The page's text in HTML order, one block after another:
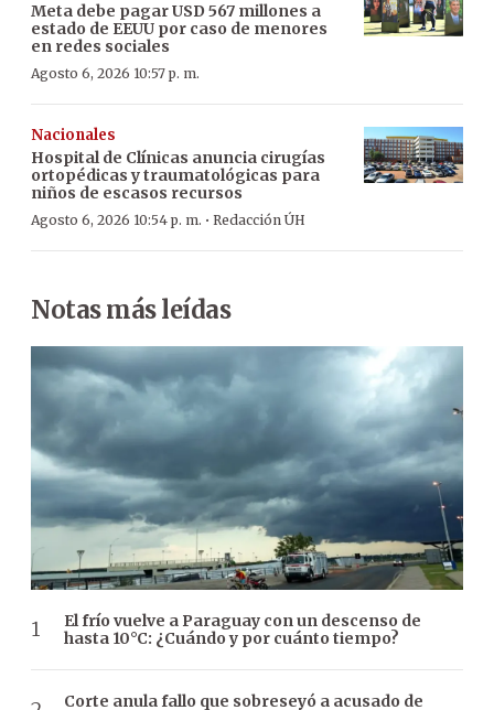
Meta debe pagar USD 567 millones a
estado de EEUU por caso de menores
en redes sociales
Agosto 6, 2026 10:57 p. m.
Nacionales
Hospital de Clínicas anuncia cirugías
ortopédicas y traumatológicas para
niños de escasos recursos
Agosto 6, 2026 10:54 p. m. · Redacción ÚH
Notas más leídas
El frío vuelve a Paraguay con un descenso de
hasta 10°C: ¿Cuándo y por cuánto tiempo?
Corte anula fallo que sobreseyó a acusado de